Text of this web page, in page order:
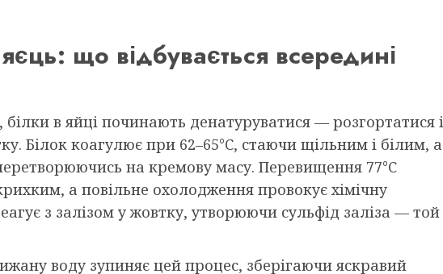
що відбувається всередині
білки в яйці починають денатуруватися — розгортатися і
Білок коагулює при 62–65°C, стаючи щільним і білим, а
на кремову масу. Перевищення 77°C
а повільне охолодження провокує хімічну
з залізом у жовтку, утворюючи сульфід заліза — той
воду зупиняє цей процес, зберігаючи яскравий